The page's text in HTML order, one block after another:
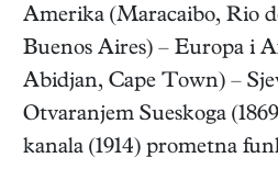
Amerika (Maracaibo, Rio
Buenos Aires) – Europa i
Abidjan, Cape Town) –
Otvaranjem Sueskoga
kanala (1914) prometna